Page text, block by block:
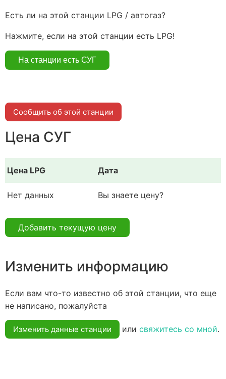
Есть ли на этой станции LPG / автогаз?
Нажмите, если на этой станции есть LPG!
Сообщить об этой станции
Цена СУГ
Цена LPG Дата
Нет данных Вы знаете цену?
Добавить текущую цену
Изменить информацию
Если вам что-то известно об этой станции, что еще
не написано, пожалуйста
Изменить данные станции или свяжитесь со мной.